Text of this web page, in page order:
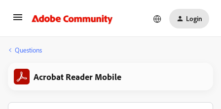
Login
Questions
Acrobat Reader Mobile